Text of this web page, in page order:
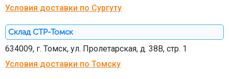
Условия доставки по Сургуту
Склад СТР-Томск
634009, г. Томск, ул. Пролетарская, д. 38В, стр. 1
Условия доставки по Томску